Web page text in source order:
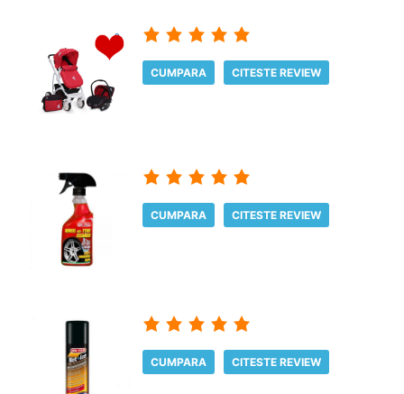
CUMPARA CITESTE REVIEW
CUMPARA CITESTE REVIEW
CUMPARA CITESTE REVIEW